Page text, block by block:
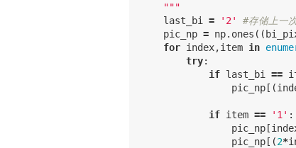
    """
last_bi
= '2'
pic_np = np. ones ((
for index,item in
try:
if last_bi ==
pic_np [(
if item == '1' :
pic_np [
pic_np [(2*